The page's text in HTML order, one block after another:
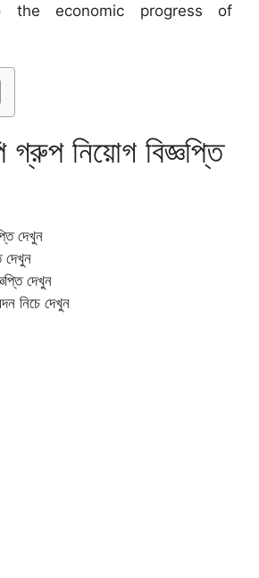
the economic progress of
নিয়োগ বিজ্ঞপ্তি
দেখুন
দেখুন
দেখুন
নিচে দেখুন